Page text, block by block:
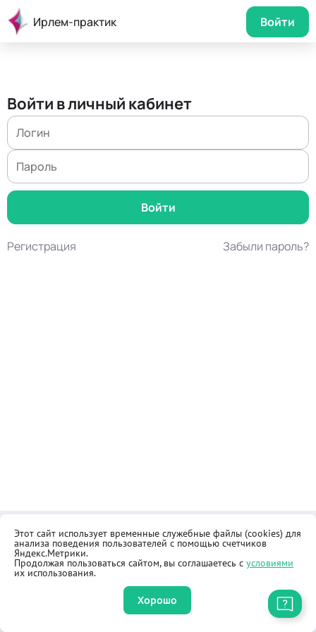
Ирлем-практик Войти
Войти в личный кабинет
Регистрация Забыли пароль?
Контакты
Как купить
Общественная приёмная
Реквизиты
Оферта
Правила продажи товаров
Этот сайт использует временные служебные файлы (cookies) для
анализа поведения пользователей с помощью счетчиков
Яндекс.Метрики.
Продолжая пользоваться сайтом, вы соглашаетесь с условиями
их использования.
Хорошо